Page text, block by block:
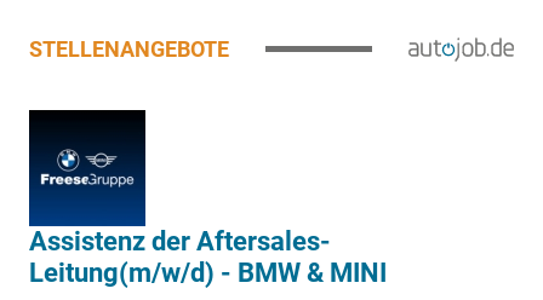
STELLENANGEBOTE
Assistenz der Aftersales-
Leitung(m/w/d) - BMW & MINI